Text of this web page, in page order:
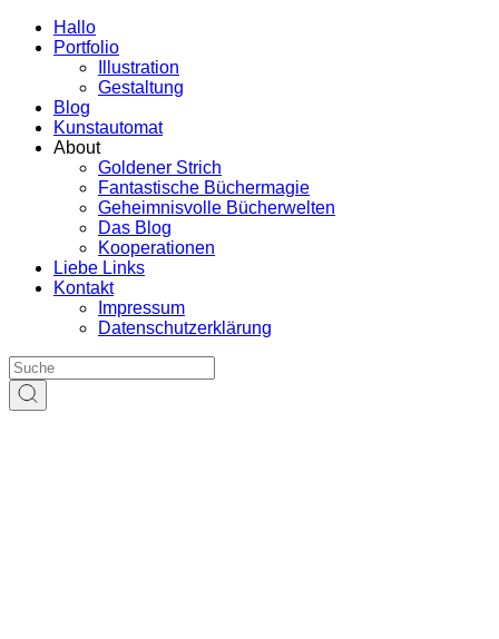
Hallo
Portfolio
Illustration
Gestaltung
Blog
Kunstautomat
About
Goldener Strich
Fantastische Büchermagie
Geheimnisvolle Bücherwelten
Das Blog
Kooperationen
Liebe Links
Kontakt
Impressum
Datenschutzerklärung